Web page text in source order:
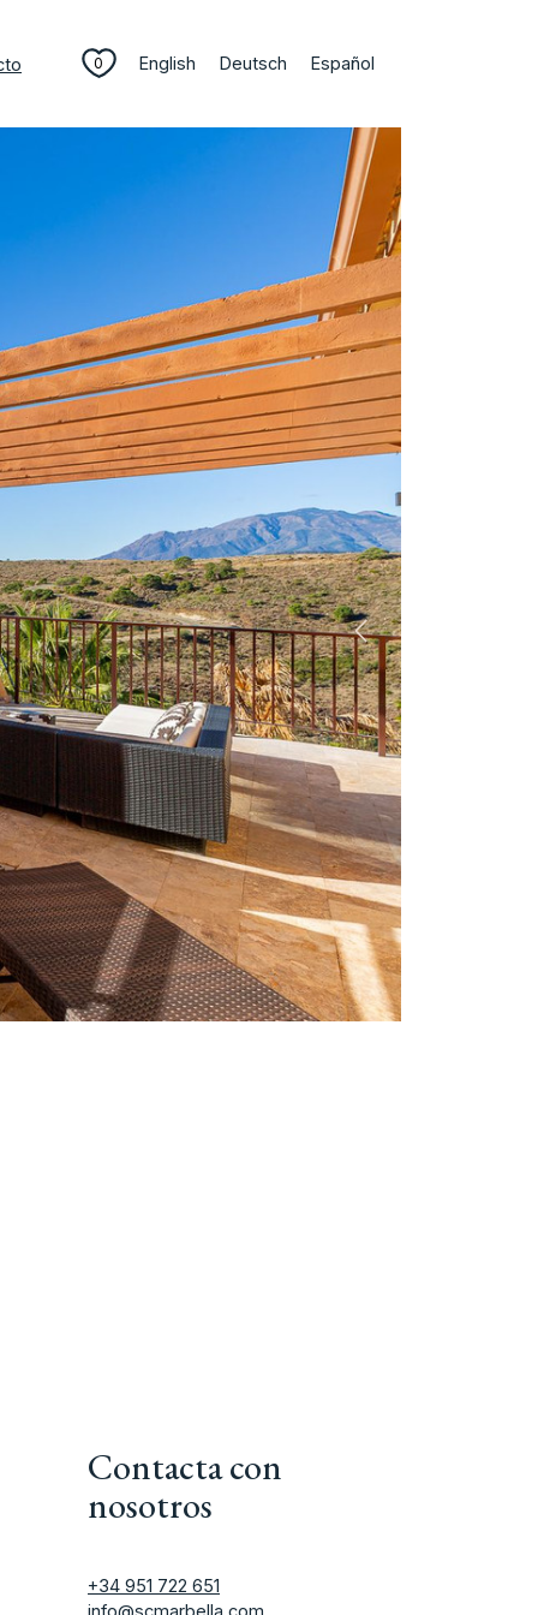
0 English Deutsch Español
Contacta con
nosotros
+34 951 722 651
info@scmarbella.com